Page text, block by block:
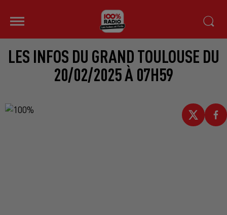
LES INFOS DU GRAND TOULOUSE DU
20/02/2025 À 07H59